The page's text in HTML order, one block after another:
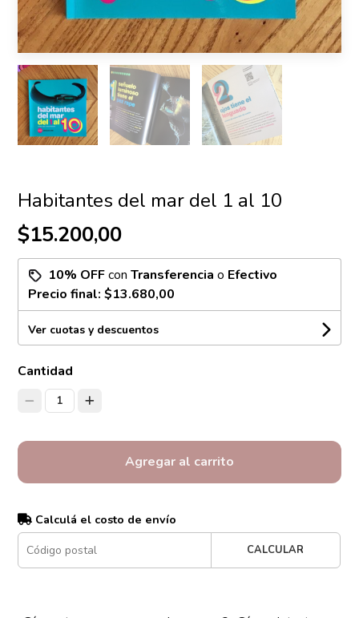
Habitantes del mar del 1 al 10
$15.200,00
10% OFFconTransferencia o Efectivo
Precio final:$13.680,00
Ver cuotas y descuentos
Cantidad
1
Agregar al carrito
Calculá el costo de envío
CALCULAR